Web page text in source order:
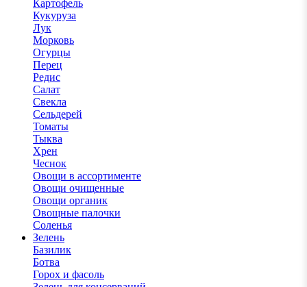
Картофель
Кукуруза
Лук
Морковь
Огурцы
Перец
Редис
Салат
Свекла
Сельдерей
Томаты
Тыква
Хрен
Чеснок
Овощи в ассортименте
Овощи очищенные
Овощи органик
Овощные палочки
Соленья
Зелень
Базилик
Ботва
Горох и фасоль